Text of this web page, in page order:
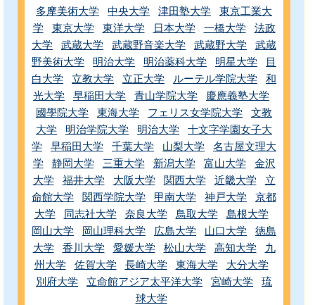
多摩美術大学
中央大学 津田塾大学
東京工業大
学
東京大学 東洋大学 日本大学 一橋大学
法政
大学
武蔵大学 武蔵野音楽大学 武蔵野大学
武蔵
野美術大学
明治大学 明治薬科大学 明星大学
目
白大学
立教大学 立正大学 ルーテル学院大学
和
光大学
早稲田大学 青山学院大学
慶應義塾大学
國學院大学
東海大学 フェリス女学院大学
文教
大学
明治学院大学 明治大学
十文字学園女子大
学
早稲田大学 千葉大学 山梨大学
名古屋文理大
学
静岡大学 三重大学 新潟大学 富山大学
金沢
大学
福井大学 大阪大学 関西大学 近畿大学
立
命館大学
関西学院大学 甲南大学 神戸大学
京都
大学
同志社大学 奈良大学 鳥取大学
島根大学
岡山大学
岡山理科大学 広島大学 山口大学
徳島
大学
香川大学 愛媛大学 松山大学 高知大学
九
州大学
佐賀大学 長崎大学 東海大学
大分大学
別府大学
立命館アジア太平洋大学 宮崎大学
琉
球大学